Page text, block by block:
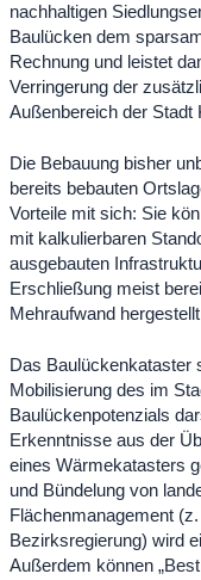
nachhaltigen
Baulücken dem
Rechnung und leistet
Verringerung der
Außenbereich der Stadt
Die Bebauung bisher
bereits bebauten
Vorteile mit sich: Sie
mit kalkulierbaren
ausgebauten
Erschließung meist
Mehraufwand
Das Baulückenkataster
Mobilisierung des im
Baulückenpotenzials
Erkenntnisse aus der
eines Wärmekatasters
und Bündelung von
Flächenmanagement
Bezirksregierung) wird
Außerdem können